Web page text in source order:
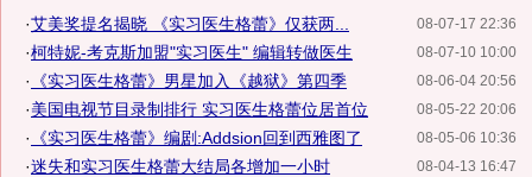
08-07-17 22:36
·艾美奖提名揭晓 《实习医生格蕾》仅获两...
08-07-10 10:00
·柯特妮-考克斯加盟"实习医生" 编辑转做医生
08-06-04 20:56
· 《实习医生格蕾》男星加入《越狱》第四季
08-05-22 20:06
·美国电视节目录制排行 实习医生格蕾位居首位
08-05-06 10:36
· 《实习医生格蕾》编剧:Addsion回到西雅图了
08-04-13 16:47
·迷失和实习医生格蕾大结局各增加一小时